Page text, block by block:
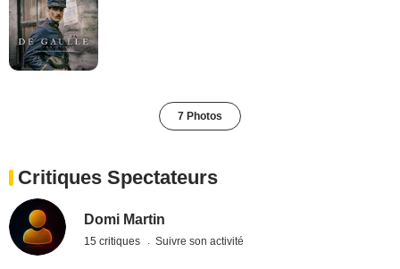
7 Photos
Critiques Spectateurs
Domi Martin
15 critiques Suivre son activité